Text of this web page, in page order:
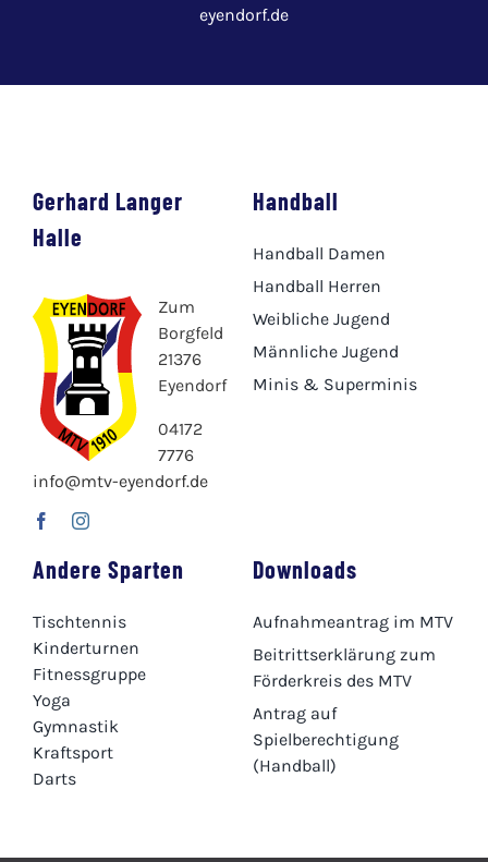
eyendorf.de
Gerhard Langer
Halle
Zum
Borgfeld
21376
Eyendorf
04172
7776
info@mtv-eyendorf.de
Handball
Handball Damen
Handball Herren
Weibliche Jugend
Männliche Jugend
Minis & Superminis
Andere Sparten
Tischtennis
Kinderturnen
Fitnessgruppe
Yoga
Gymnastik
Kraftsport
Darts
Downloads
Aufnahmeantrag im MTV
Beitrittserklärung zum
Förderkreis des MTV
Antrag auf
Spielberechtigung
(Handball)